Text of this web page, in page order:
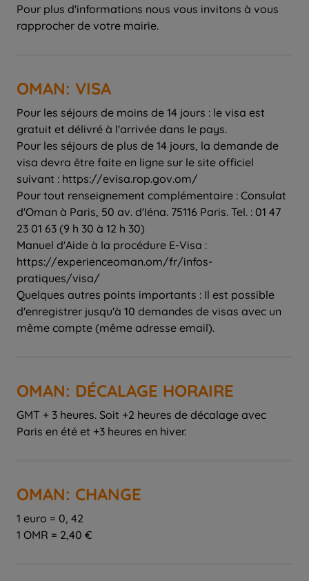
Pour plus d'informations nous vous invitons à vous
rapprocher de votre mairie.
OMAN: VISA
Pour les séjours de moins de 14 jours : le visa est
gratuit et délivré à l'arrivée dans le pays.
Pour les séjours de plus de 14 jours, la demande de
visa devra être faite en ligne sur le site officiel
suivant : https://evisa.rop.gov.om/
Pour tout renseignement complémentaire : Consulat
d'Oman à Paris, 50 av. d'Iéna. 75116 Paris. Tel. : 01 47
23 01 63 (9 h 30 à 12 h 30)
Manuel d'Aide à la procédure E-Visa :
https://experienceoman.om/fr/infos-
pratiques/visa/
Quelques autres points importants : Il est possible
d'enregistrer jusqu'à 10 demandes de visas avec un
même compte (même adresse email).
OMAN: DÉCALAGE HORAIRE
GMT + 3 heures. Soit +2 heures de décalage avec
Paris en été et +3 heures en hiver.
OMAN: CHANGE
1 euro = 0, 42
1 OMR = 2,40 €